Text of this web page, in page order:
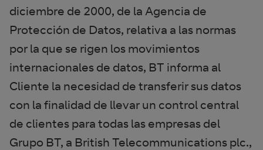
diciembre de 2000, de la Agencia de
Protección de Datos, relativa a las normas
por la que se rigen los movimientos
internacionales de datos, BT informa al
Cliente la necesidad de transferir sus datos
con la finalidad de llevar un control central
de clientes para todas las empresas del
Grupo BT, a British Telecommunications plc.,